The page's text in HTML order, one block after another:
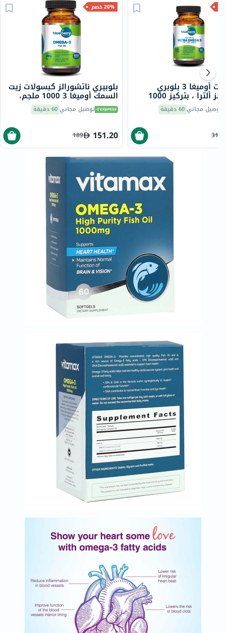
20% خصم
بلوبيري ناتشورالز كبسولات زيت
السمك أوميغا 3 1000 ملجم،
حزمة من 100توصيل مجاني 60 دقيقة
151.20
189
كبسولات أوميغا 3 بلوبري
ناتشورالز ألترا ، بتركيز 1000
توصيل مجاني60 دقيقة
310